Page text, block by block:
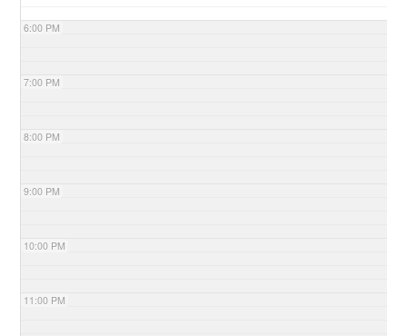
6:00 PM
7:00 PM
8:00 PM
9:00 PM
10:00 PM
11:00 PM